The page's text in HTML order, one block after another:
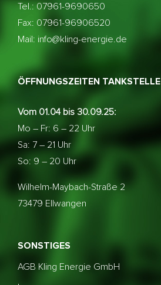
Tel.: 07961-9690650
Fax: 07961-96906520
Mail: info@kling-energie.de
ÖFFNUNGSZEITEN TANKSTELLE
Vom 01.04 bis 30.09.25:
Mo – Fr: 6 – 22 Uhr
Sa: 7 – 21 Uhr
So: 9 – 20 Uhr
Wilhelm-Maybach-Straße 2
73479 Ellwangen
SONSTIGES
AGB Kling Energie GmbH